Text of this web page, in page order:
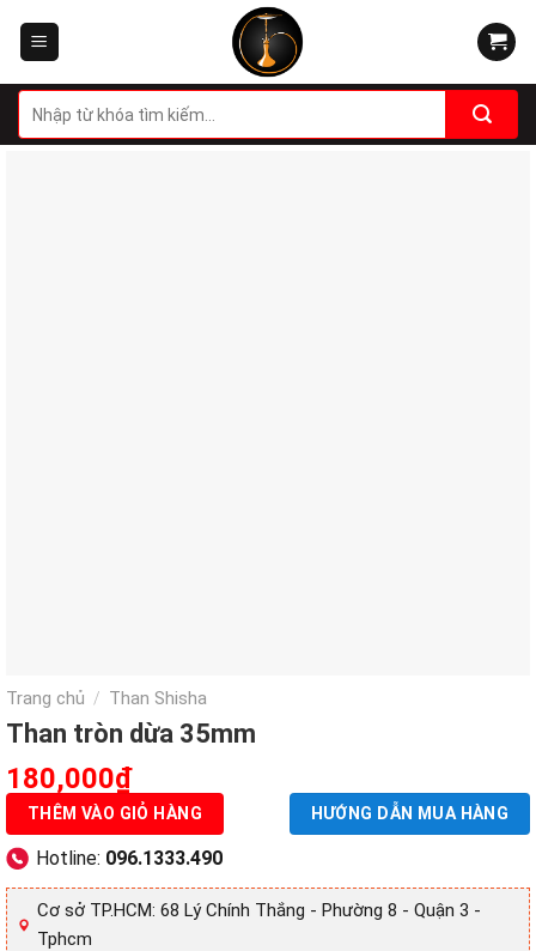
Tìm
kiếm:
Trang chủ / Than Shisha
Than tròn dừa 35mm
180,000₫
HƯỚNG DẪN MUA HÀNG
THÊM VÀO GIỎ HÀNG
Hotline: 096.1333.490
Cơ sở TP.HCM: 68 Lý Chính Thắng - Phường 8 - Quận 3 -
Tphcm